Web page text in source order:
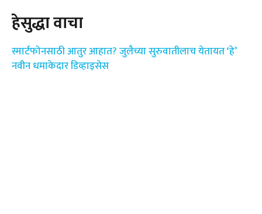
हेसुद्धा वाचा
स्मार्टफोनसाठी आतुर आहात? जुलैच्या सुरुवातीलाच येतायत ‘हे’
नवीन धमाकेदार डिव्हाइसेस